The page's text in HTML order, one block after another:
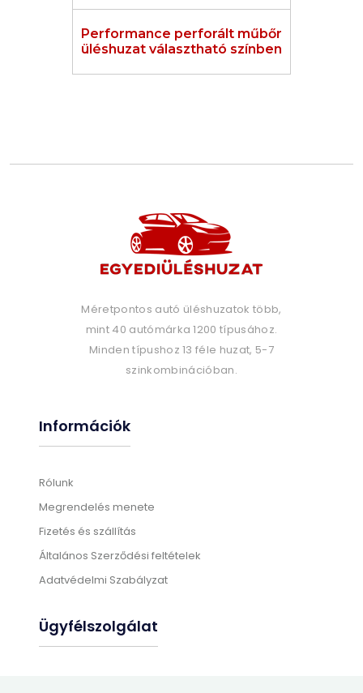
Performance perforált műbőr
üléshuzat választható színben
Méretpontos autó üléshuzatok több,
mint 40 autómárka 1200 típusához.
Minden típushoz 13 féle huzat, 5-7
szinkombinációban.
Információk
Rólunk
Megrendelés menete
Fizetés és szállítás
Általános Szerződési feltételek
Adatvédelmi Szabályzat
Ügyfélszolgálat